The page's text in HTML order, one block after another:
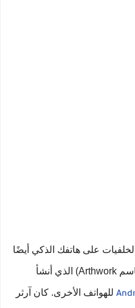
على هاتفك الذكي أيضًا
، بفضل Arthur (المعروف أيضًا باسم Arthwork) الذي أنشأ
للهواتف الأخرى. كان آرثر